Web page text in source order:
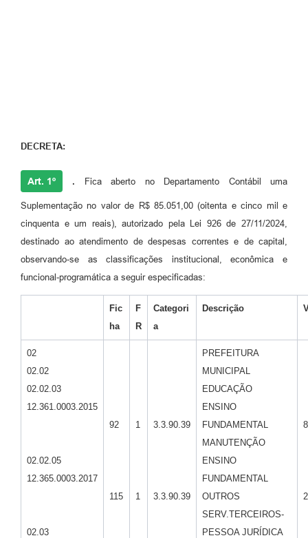
DECRETA:
Art. 1º . Fica aberto no Departamento Contábil uma
Suplementação no valor de R$ 85.051,00 (oitenta e cinco mil e
cinquenta e um reais), autorizado pela Lei 926 de 27/11/2024,
destinado ao atendimento de despesas correntes e de capital,
observando-se as classificações institucional, econômica e
funcional-programática a seguir especificadas:
Fic
ha
F
R
Categori
a
Descrição
02
02.02
02.02.03
12.361.0003.2015
02.02.05
12.365.0003.2017
02.03
92
115
1
1
3.3.90.39
3.3.90.39
PREFEITURA
MUNICIPAL
EDUCAÇÃO
ENSINO
FUNDAMENTAL
MANUTENÇÃO
ENSINO
FUNDAMENTAL
OUTROS
SERV.TERCEIROS-
PESSOA JURÍDICA